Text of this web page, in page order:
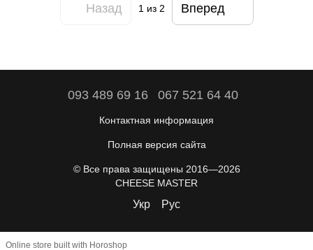
Назад 1 из 2 Вперед
093 489 69 16 067 521 64 40
Контактная информация
Полная версия сайта
© Все права защищены 2016—2026
CHEESE MASTER
Укр Рус
Online store built with Horoshop